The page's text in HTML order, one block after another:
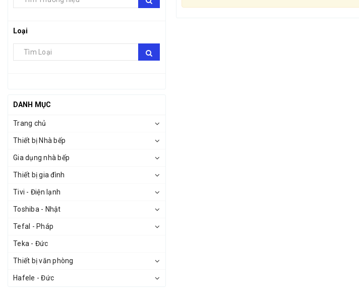
Loại
DANH MỤC
Trang chủ
Thiết bị Nhà bếp
Gia dụng nhà bếp
Thiết bị gia đình
Tivi - Điện lạnh
Toshiba - Nhật
Tefal - Pháp
Teka - Đức
Thiết bị văn phòng
Hafele - Đức